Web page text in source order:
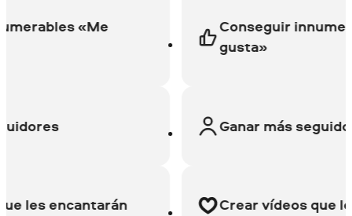
«Me
encantarán
Conseguir
gusta»
Ganar más seguidores
Crear vídeos que les